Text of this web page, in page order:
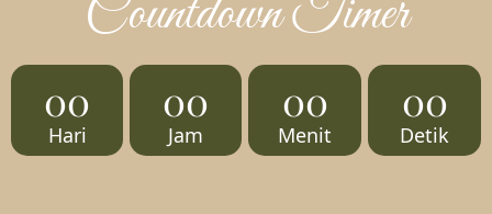
Countdown Timer
00
Hari
00
Jam
00
Menit
00
Detik